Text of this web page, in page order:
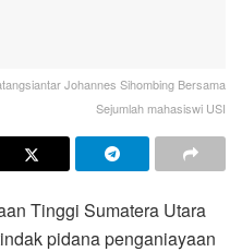
Johannes Sihombing Bersama
Sejumlah mahasiswi USI
Tinggi Sumatera Utara
pidana penganiayaan